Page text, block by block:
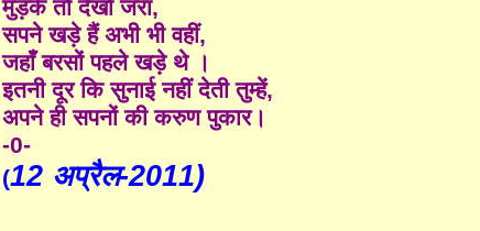
मुड़के तो देखो जरा,
सपने खड़े हैं अभी भी वहीं,
जहाँ बरसों पहले खड़े थे ।
इतनी दूर कि सुनाई नहीं देती तुम्हें,
अपने ही सपनों की करुण पुकार।
-0-
(12 अप्रैल-2011)